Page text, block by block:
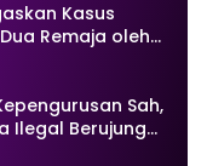
Kasus
Remaja oleh
Sah,
Ilegal Berujung